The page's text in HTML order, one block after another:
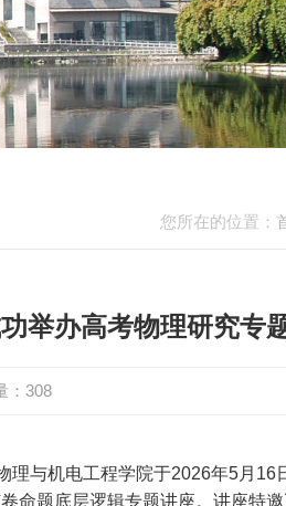
您所在的位置：
举办高考物理研究专
： 308
理与机电工程学院于2026年5月16
命题底层逻辑专题讲座。讲座特